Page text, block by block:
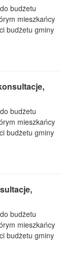
budżetu
mieszkańcy
budżetu gminy
budżetu
mieszkańcy
budżetu gminy
budżetu
mieszkańcy
budżetu gminy